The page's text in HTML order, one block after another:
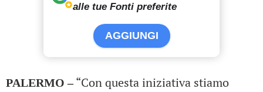
alle tue Fonti preferite
AGGIUNGI
PALERMO –“Con questa iniziativa stiamo